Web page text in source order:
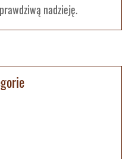
nadzieję.